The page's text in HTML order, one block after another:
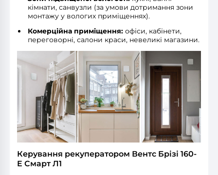
кімнати, санвузли (за умови дотримання зони
монтажу у вологих приміщеннях).
Комерційна приміщення: офіси, кабінети,
переговорні, салони краси, невеликі магазини.
Керування рекуператором Вентс Брізі 160-
E Смарт Л1